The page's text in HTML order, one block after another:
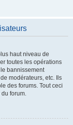
haut niveau de
toutes les opérations
bannissement
modérateurs, etc. Ils
des forums. Tout ceci
forum.